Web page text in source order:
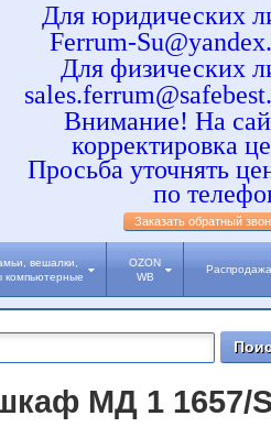
Для юридических
Ferrum-
Для физических
Внимание! На
корректировка
Просьба уточнять
по
Заказать обратный
вешалки,
компьютерные
OZON
WB
Распродажа
МД 1 1657/